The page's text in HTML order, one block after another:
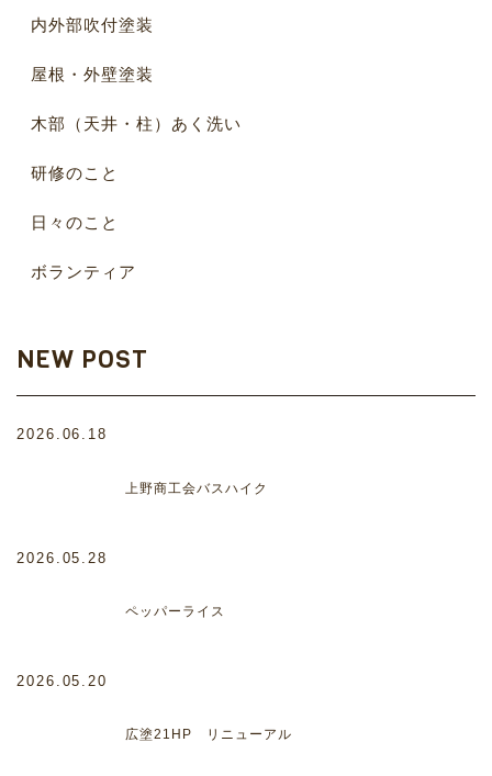
内外部吹付塗装
屋根・外壁塗装
木部（天井・柱）あく洗い
研修のこと
日々のこと
ボランティア
NEW POST
2026.06.18
上野商工会バスハイク
2026.05.28
ペッパーライス
2026.05.20
広塗21HP リニューアル